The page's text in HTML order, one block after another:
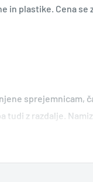
in plastike. Cena se
sprejemnicam,
tudi z razdalje.
vsaki vožnji. Med
časa hkrati